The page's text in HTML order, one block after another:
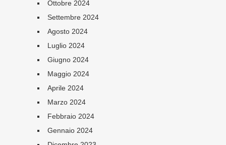
Ottobre 2024
Settembre 2024
Agosto 2024
Luglio 2024
Giugno 2024
Maggio 2024
Aprile 2024
Marzo 2024
Febbraio 2024
Gennaio 2024